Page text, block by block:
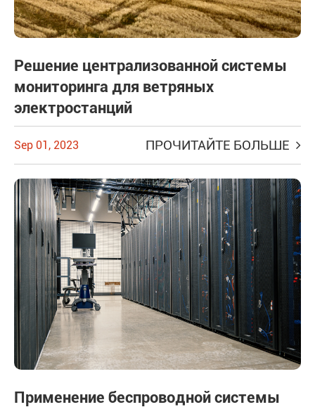
Решение централизованной системы
мониторинга для ветряных
электростанций
Sep 01, 2023 ПРОЧИТАЙТЕ БОЛЬШЕ
Применение беспроводной системы